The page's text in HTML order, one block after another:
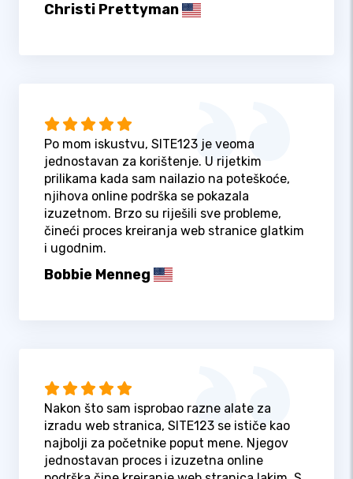
Christi Prettyman
Po mom iskustvu, SITE123 je veoma
jednostavan za korištenje. U rijetkim
prilikama kada sam nailazio na poteškoće,
njihova online podrška se pokazala
izuzetnom. Brzo su riješili sve probleme,
čineći proces kreiranja web stranice glatkim
i ugodnim.
Bobbie Menneg
Nakon što sam isprobao razne alate za
izradu web stranica, SITE123 se ističe kao
najbolji za početnike poput mene. Njegov
jednostavan proces i izuzetna online